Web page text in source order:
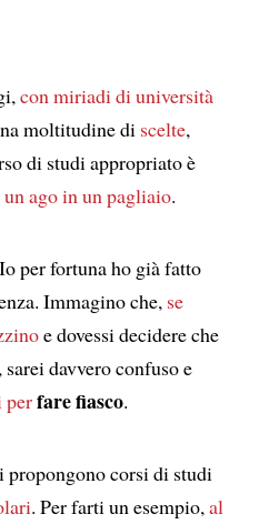
con miriadi di università
moltitudine di scelte,
di studi appropriato è
un ago in un pagliaio.
Io per fortuna ho già fatto
Immagino che, se
e dovessi decidere che
sarei davvero confuso e
fare fiasco.
corsi di studi
. Per farti un esempio, al